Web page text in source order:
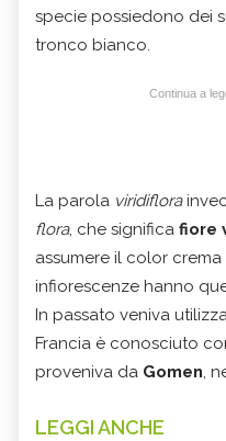
specie possiedono dei
tronco bianco.
Continua a
La parola viridiflora
flora, che significa fiore
assumere il color
infiorescenze hanno
In passato veniva
Francia è conosciuto
proveniva da Gomen,
LEGGI ANCHE